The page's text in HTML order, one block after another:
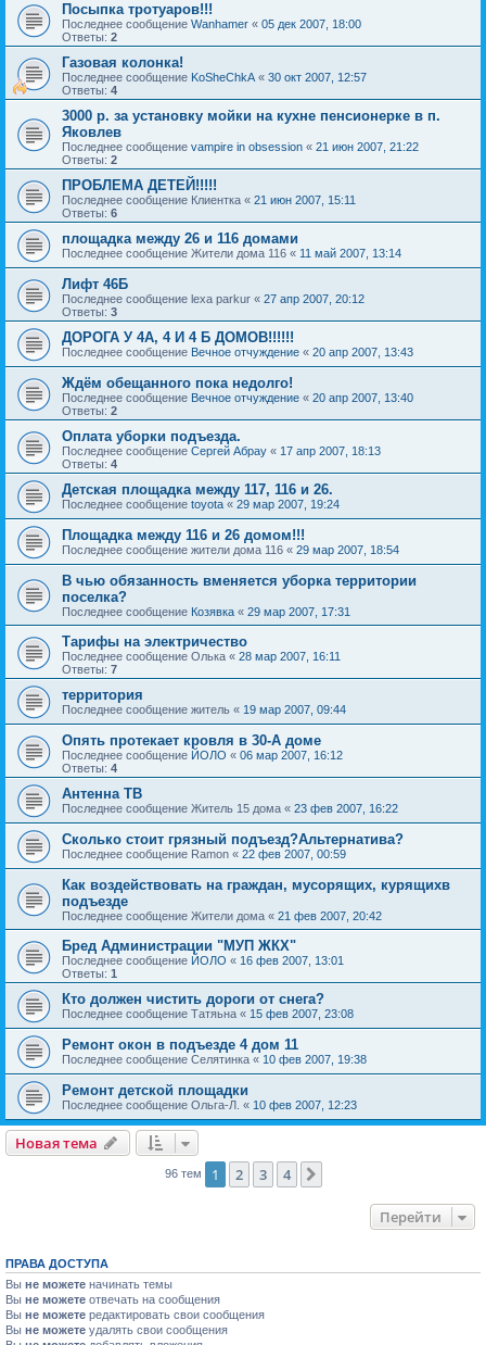
Посыпка тротуаров!!!
Последнее сообщение Wanhamer « 05 дек 2007, 18:00
Ответы: 2
Газовая колонка!
Последнее сообщение KoSheChkA « 30 окт 2007, 12:57
Ответы: 4
3000 р. за установку мойки на кухне пенсионерке в п.
Яковлев
Последнее сообщение vampire in obsession « 21 июн 2007, 21:22
Ответы: 2
ПРОБЛЕМА ДЕТЕЙ!!!!!
Последнее сообщение Клиентка « 21 июн 2007, 15:11
Ответы: 6
площадка между 26 и 116 домами
Последнее сообщение Жители дома 116 « 11 май 2007, 13:14
Лифт 46Б
Последнее сообщение lexa parkur « 27 апр 2007, 20:12
Ответы: 3
ДОРОГА У 4А, 4 И 4 Б ДОМОВ!!!!!!
Последнее сообщение Вечное отчуждение « 20 апр 2007, 13:43
Ждём обещанного пока недолго!
Последнее сообщение Вечное отчуждение « 20 апр 2007, 13:40
Ответы: 2
Оплата уборки подъезда.
Последнее сообщение Сергей Абрау « 17 апр 2007, 18:13
Ответы: 4
Детская площадка между 117, 116 и 26.
Последнее сообщение toyota « 29 мар 2007, 19:24
Площадка между 116 и 26 домом!!!
Последнее сообщение жители дома 116 « 29 мар 2007, 18:54
В чью обязанность вменяется уборка территории
поселка?
Последнее сообщение Козявка « 29 мар 2007, 17:31
Тарифы на электричество
Последнее сообщение Oлькa « 28 мар 2007, 16:11
Ответы: 7
территория
Последнее сообщение житель « 19 мар 2007, 09:44
Опять протекает кровля в 30-А доме
Последнее сообщение ЙОЛО « 06 мар 2007, 16:12
Ответы: 4
Антенна ТВ
Последнее сообщение Житель 15 дома « 23 фев 2007, 16:22
Сколько стоит грязный подъезд?Альтернатива?
Последнее сообщение Ramon « 22 фев 2007, 00:59
Как воздействовать на граждан, мусорящих, курящихв
подъезде
Последнее сообщение Жители дома « 21 фев 2007, 20:42
Бред Администрации "МУП ЖКХ"
Последнее сообщение ЙОЛО « 16 фев 2007, 13:01
Ответы: 1
Кто должен чистить дороги от снега?
Последнее сообщение Татяьна « 15 фев 2007, 23:08
Ремонт окон в подъезде 4 дом 11
Последнее сообщение Селятинка « 10 фев 2007, 19:38
Ремонт детской площадки
Последнее сообщение Ольга-Л. « 10 фев 2007, 12:23
Новая тема
96 тем 1 2 3 4
Перейти
ПРАВА ДОСТУПА
Вы не можете начинать темы
Вы не можете отвечать на сообщения
Вы не можете редактировать свои сообщения
Вы не можете удалять свои сообщения